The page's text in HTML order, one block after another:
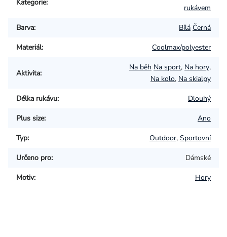
Kategorie:
rukávem
Barva: Bílá Černá
Materiál: Coolmax/polyester
Aktivita:
Na běh Na sport, Na hory,
Na kolo, Na skialpy
Délka rukávu: Dlouhý
Plus size: Ano
Typ: Outdoor, Sportovní
Určeno pro: Dámské
Motiv: Hory